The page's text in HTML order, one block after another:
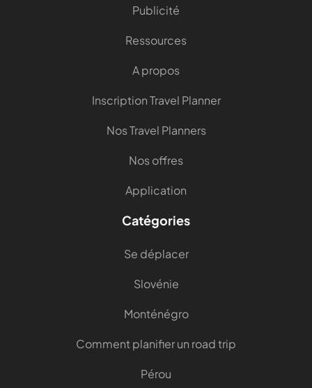
Publicité
Ressources
A propos
Inscription Travel Planner
Nos Travel Planners
Nos offres
Application
Catégories
Se déplacer
Slovénie
Monténégro
Comment planifier un road trip
Pérou